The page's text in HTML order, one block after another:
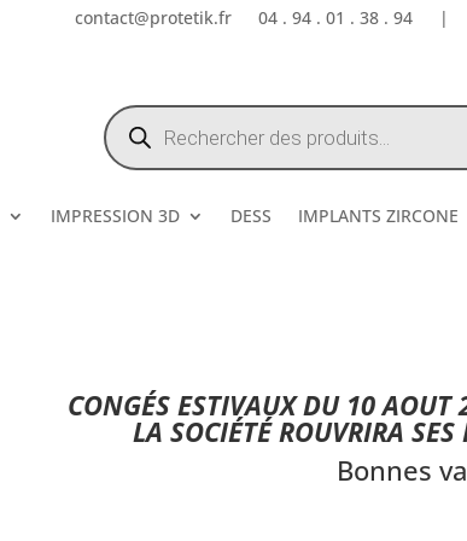
contact@protetik.fr 04 . 94 . 01 . 38 . 94 |
Recherche
de
produits
IMPRESSION 3D DESS IMPLANTS ZIRCONE
CONGÉS ESTIVAUX DU 10
LA SOCIÉTÉ ROUVRIRA
Bonnes